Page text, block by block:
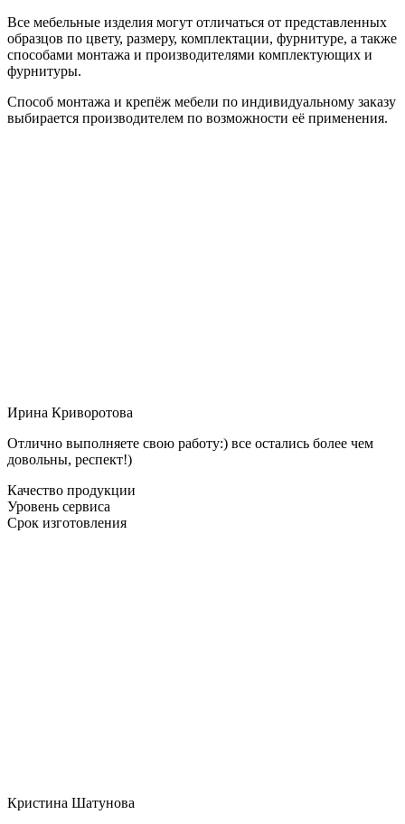
Все мебельные изделия могут отличаться от представленных
образцов по цвету, размеру, комплектации, фурнитуре, а также
способами монтажа и производителями комплектующих и
фурнитуры.
Способ монтажа и крепёж мебели по индивидуальному заказу
выбирается производителем по возможности её применения.
Ирина Криворотова
Отлично выполняете свою работу:) все остались более чем
довольны, респект!)
Качество продукции
Уровень сервиса
Срок изготовления
Кристина Шатунова